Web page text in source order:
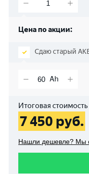
Цена по акции:
Сдаю старый
Итоговая стоимость
7 450 руб.
Нашли дешевле? Мы